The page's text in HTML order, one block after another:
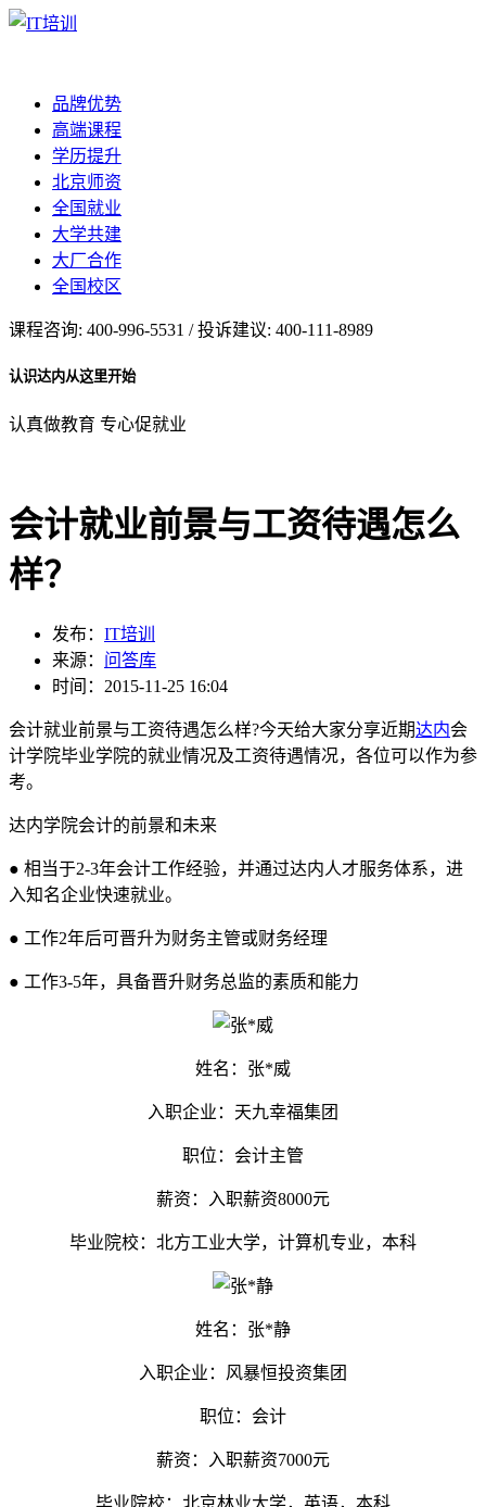
品牌优势
高端课程
学历提升
北京师资
全国就业
大学共建
大厂合作
全国校区
课程咨询: 400-996-5531 / 投诉建议: 400-111-8989
认识达内从这里开始
认真做教育 专心促就业
会计就业前景与工资待遇怎么
样？
发布： IT培训
来源： 问答库
时间：2015-11-25 16:04
会计就业前景与工资待遇怎么样?今天给大家分享近期达内会
计学院毕业学院的就业情况及工资待遇情况，各位可以作为参
考。
达内学院会计的前景和未来
● 相当于2-3年会计工作经验，并通过达内人才服务体系，进
入知名企业快速就业。
● 工作2年后可晋升为财务主管或财务经理
● 工作3-5年，具备晋升财务总监的素质和能力
姓名：张*威
入职企业：天九幸福集团
职位：会计主管
薪资：入职薪资8000元
毕业院校：北方工业大学，计算机专业，本科
姓名：张*静
入职企业：风暴恒投资集团
职位：会计
薪资：入职薪资7000元